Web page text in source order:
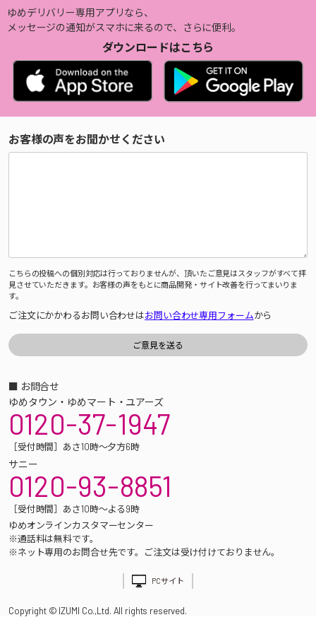
ゆめデリバリー専用アプリなら、
メッセージの通知がスマホに来るので、さらに便利。
ダウンロードはこちら
お客様の声をお聞かせください
こちらの投稿への個別対応は行っておりませんが、頂いたご意見はスタッフがすべて拝
見させていただきます。お客様の声をもとに商品開発・サイト改善を行ってまいりま
す。
ご注文にかかわるお問い合わせはお問い合わせ専用フォームから
■ お問合せ
ゆめタウン・ゆめマート・ユアーズ
0120-37-1947
［受付時間］あさ10時～夕方6時
サニー
0120-93-8851
［受付時間］あさ10時～よる9時
ゆめオンラインカスタマーセンター
※通話料は無料です。
※ネット専用のお問合せ先です。ご注文は受け付けておりません。
PCサイト
Copyright © IZUMI Co.,Ltd. All rights reserved.